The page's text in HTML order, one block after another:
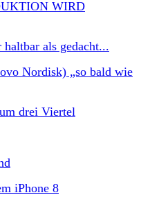
WIRD
als gedacht...
Nordisk) „so bald wie
drei Viertel
iPhone 8